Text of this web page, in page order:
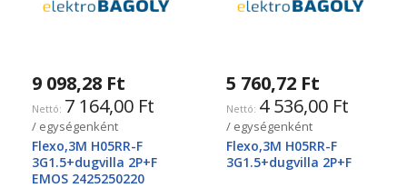
9 098,28 Ft
7 164,00 Ft
/ egységenként
Flexo,3M H05RR-F
3G1.5+dugvilla 2P+F
EMOS 2425250220
5 760,72 Ft
4 536,00 Ft
/ egységenként
Flexo,3M H05RR-F
3G1.5+dugvilla 2P+F